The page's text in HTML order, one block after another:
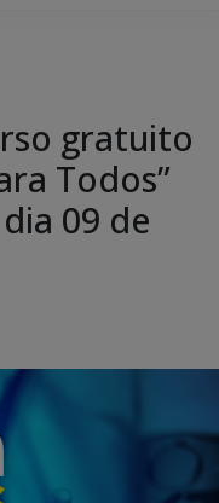
gratuito
Todos”
09 de